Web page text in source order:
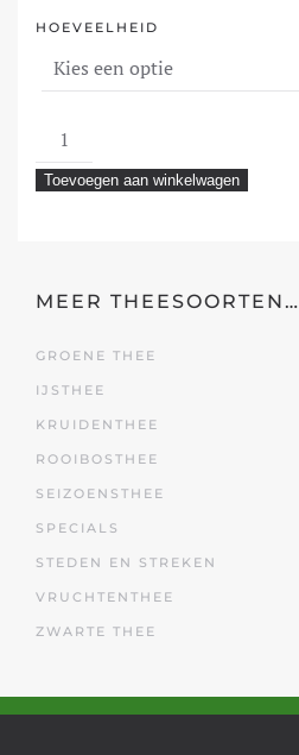
HOEVEELHEID
Rooibos
Honing
aantal
Toevoegen aan winkelwagen
MEER THEESOORTEN…
GROENE THEE
IJSTHEE
KRUIDENTHEE
ROOIBOSTHEE
SEIZOENSTHEE
SPECIALS
STEDEN EN STREKEN
VRUCHTENTHEE
ZWARTE THEE